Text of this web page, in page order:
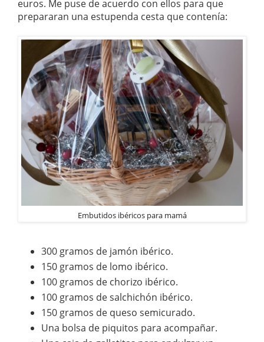
euros. Me puse de acuerdo con ellos para que
prepararan una estupenda cesta que contenía:
Embutidos ibéricos para mamá
300 gramos de jamón ibérico.
150 gramos de lomo ibérico.
100 gramos de chorizo ibérico.
100 gramos de salchichón ibérico.
150 gramos de queso semicurado.
Una bolsa de piquitos para acompañar.